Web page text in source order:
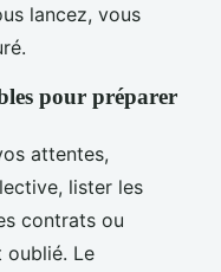
lancez, vous
pour préparer
attentes,
lister les
contrats ou
oublié. Le